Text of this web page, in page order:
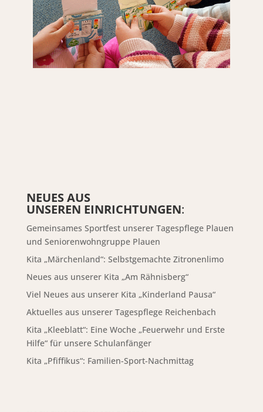
NEUES AUS
UNSEREN EINRICHTUNGEN:
Gemeinsames Sportfest unserer Tagespflege Plauen
und Seniorenwohngruppe Plauen
Kita „Märchenland“: Selbstgemachte Zitronenlimo
Neues aus unserer Kita „Am Rähnisberg“
Viel Neues aus unserer Kita „Kinderland Pausa“
Aktuelles aus unserer Tagespflege Reichenbach
Kita „Kleeblatt“: Eine Woche „Feuerwehr und Erste
Hilfe“ für unsere Schulanfänger
Kita „Pfiffikus“: Familien-Sport-Nachmittag